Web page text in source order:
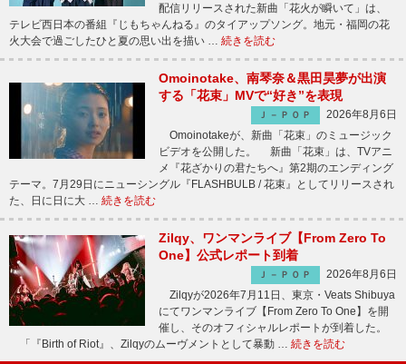
配信リリースされた新曲「花火が瞬いて」は、
テレビ西日本の番組『じもちゃんねる』のタイアップソング。地元・福岡の花
火大会で過ごしたひと夏の思い出を描い … 続きを読む
Omoinotake、南琴奈＆黒田昊夢が出演
する「花束」MVで“好き”を表現
Ｊ－ＰＯＰ
2026年8月6日
Omoinotakeが、新曲「花束」のミュージック
ビデオを公開した。 新曲「花束」は、TVアニ
メ『花ざかりの君たちへ』第2期のエンディング
テーマ。7月29日にニューシングル『FLASHBULB / 花束』としてリリースされ
た、日に日に大 … 続きを読む
Zilqy、ワンマンライブ【From Zero To
One】公式レポート到着
Ｊ－ＰＯＰ
2026年8月6日
Zilqyが2026年7月11日、東京・Veats Shibuya
にてワンマンライブ【From Zero To One】を開
催し、そのオフィシャルレポートが到着した。
「『Birth of Riot』、Zilqyのムーヴメントとして暴動 … 続きを読む